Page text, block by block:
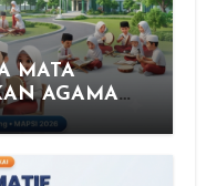
MATA
AGAMA
(MAPSI)